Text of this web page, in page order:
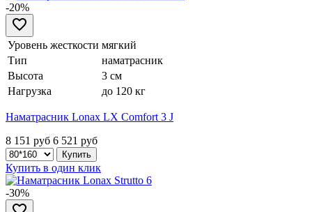
-20%
Уровень жесткости мягкий
Тип
наматрасник
Высота
3 см
Нагрузка
до 120 кг
Наматрасник Lonax LX Comfort 3 J
8 151 руб 6 521 руб
Купить в один клик
-30%